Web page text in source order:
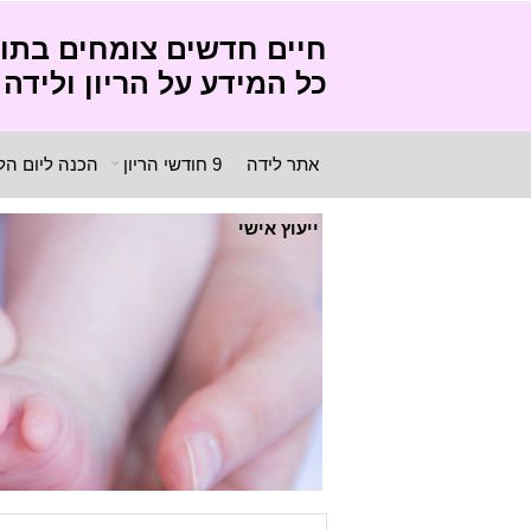
חיים חדשים צומחים
כל המידע על הריון ולידה
אתר לידה 9 חודשי הריון הכנה ליום
ייעוץ אישי